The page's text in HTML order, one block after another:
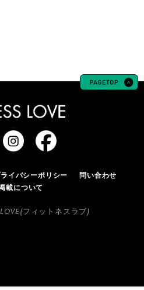
イバシーポリシー
問い合わせ
載について
フィットネスラブ)